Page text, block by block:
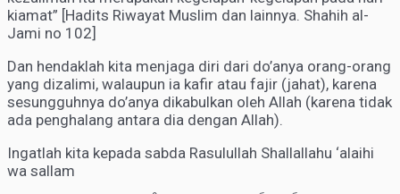
kiamat” [Hadits Riwayat Muslim dan lainnya. Shahih al-
Jami no 102]
Dan hendaklah kita menjaga diri dari do’anya orang-orang
yang dizalimi, walaupun ia kafir atau fajir (jahat), karena
sesungguhnya do’anya dikabulkan oleh Allah (karena tidak
ada penghalang antara dia dengan Allah).
Ingatlah kita kepada sabda Rasulullah Shallallahu ‘alaihi
wa sallam